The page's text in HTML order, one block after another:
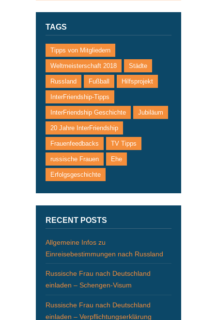
TAGS
Tipps von Mitgliedern
Weltmeisterschaft 2018 Städte
Russland Fußball Hilfsprojekt
InterFriendship-Tipps
InterFriendship Geschichte Jubiläum
20 Jahre InterFriendship
Frauenfeedbacks TV Tipps
russische Frauen Ehe
Erfolgsgeschichte
RECENT POSTS
Allgemeine Infos zu
Einreisebestimmungen nach Russland
Russische Frau nach Deutschland
einladen – Schengen-Visum
Russische Frau nach Deutschland
einladen – Verpflichtungserklärung